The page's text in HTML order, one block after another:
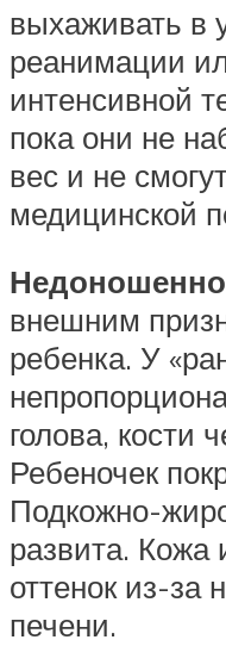
выхаживать в
реанимации
интенсивной
пока они не
вес и не
медицинской
внешним
ребенка. У
голова, кости
Ребеночек
Подкожно-
развита. Кожа
оттенок из-за
печени.